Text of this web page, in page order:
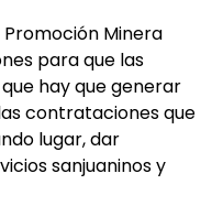
Minera
para que las
hay que generar
contrataciones que
lugar, dar
sanjuaninos y